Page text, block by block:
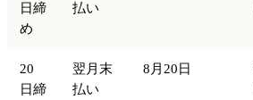
日締
め
払い
20
日締
翌月末
払い
8月20日